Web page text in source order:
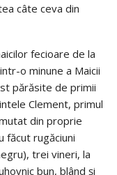
câte ceva din
fecioare de la
o minune a Maicii
părăsite de primii
Clement, primul
din proprie
făcut rugăciuni
trei vineri, la
bun, blând și